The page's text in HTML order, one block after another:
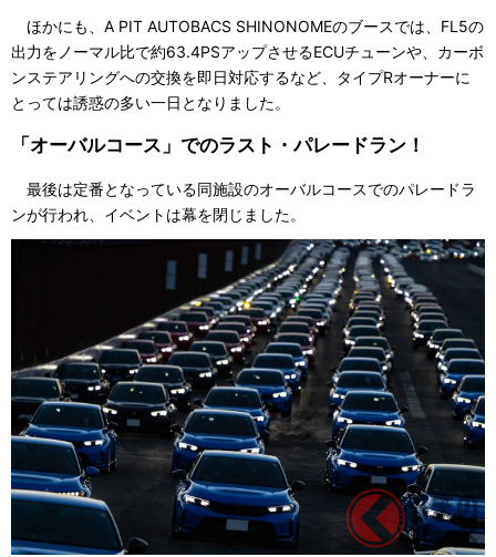
ほかにも、A PIT AUTOBACS SHINONOMEのブースでは、FL5の
出力をノーマル比で約63.4PSアップさせるECUチューンや、カーボ
ンステアリングへの交換を即日対応するなど、タイプRオーナーに
とっては誘惑の多い一日となりました。
「オーバルコース」でのラスト・パレードラン！
最後は定番となっている同施設のオーバルコースでのパレードラ
ンが行われ、イベントは幕を閉じました。